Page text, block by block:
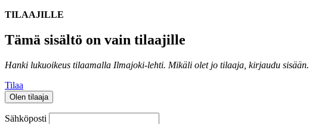
TILAAJILLE
Tämä sisältö on vain tilaajille
Hanki lukuoikeus tilaamalla Ilmajoki-lehti. Mikäli olet jo tilaaja, kirjaudu sisään.
Tilaa
Olen tilaaja
Sähköposti